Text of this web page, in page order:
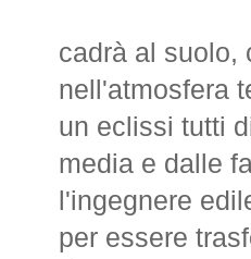
cadrà al suolo,
nell'atmosfera
un eclissi tutti
media e dalle
l'ingegnere
per essere